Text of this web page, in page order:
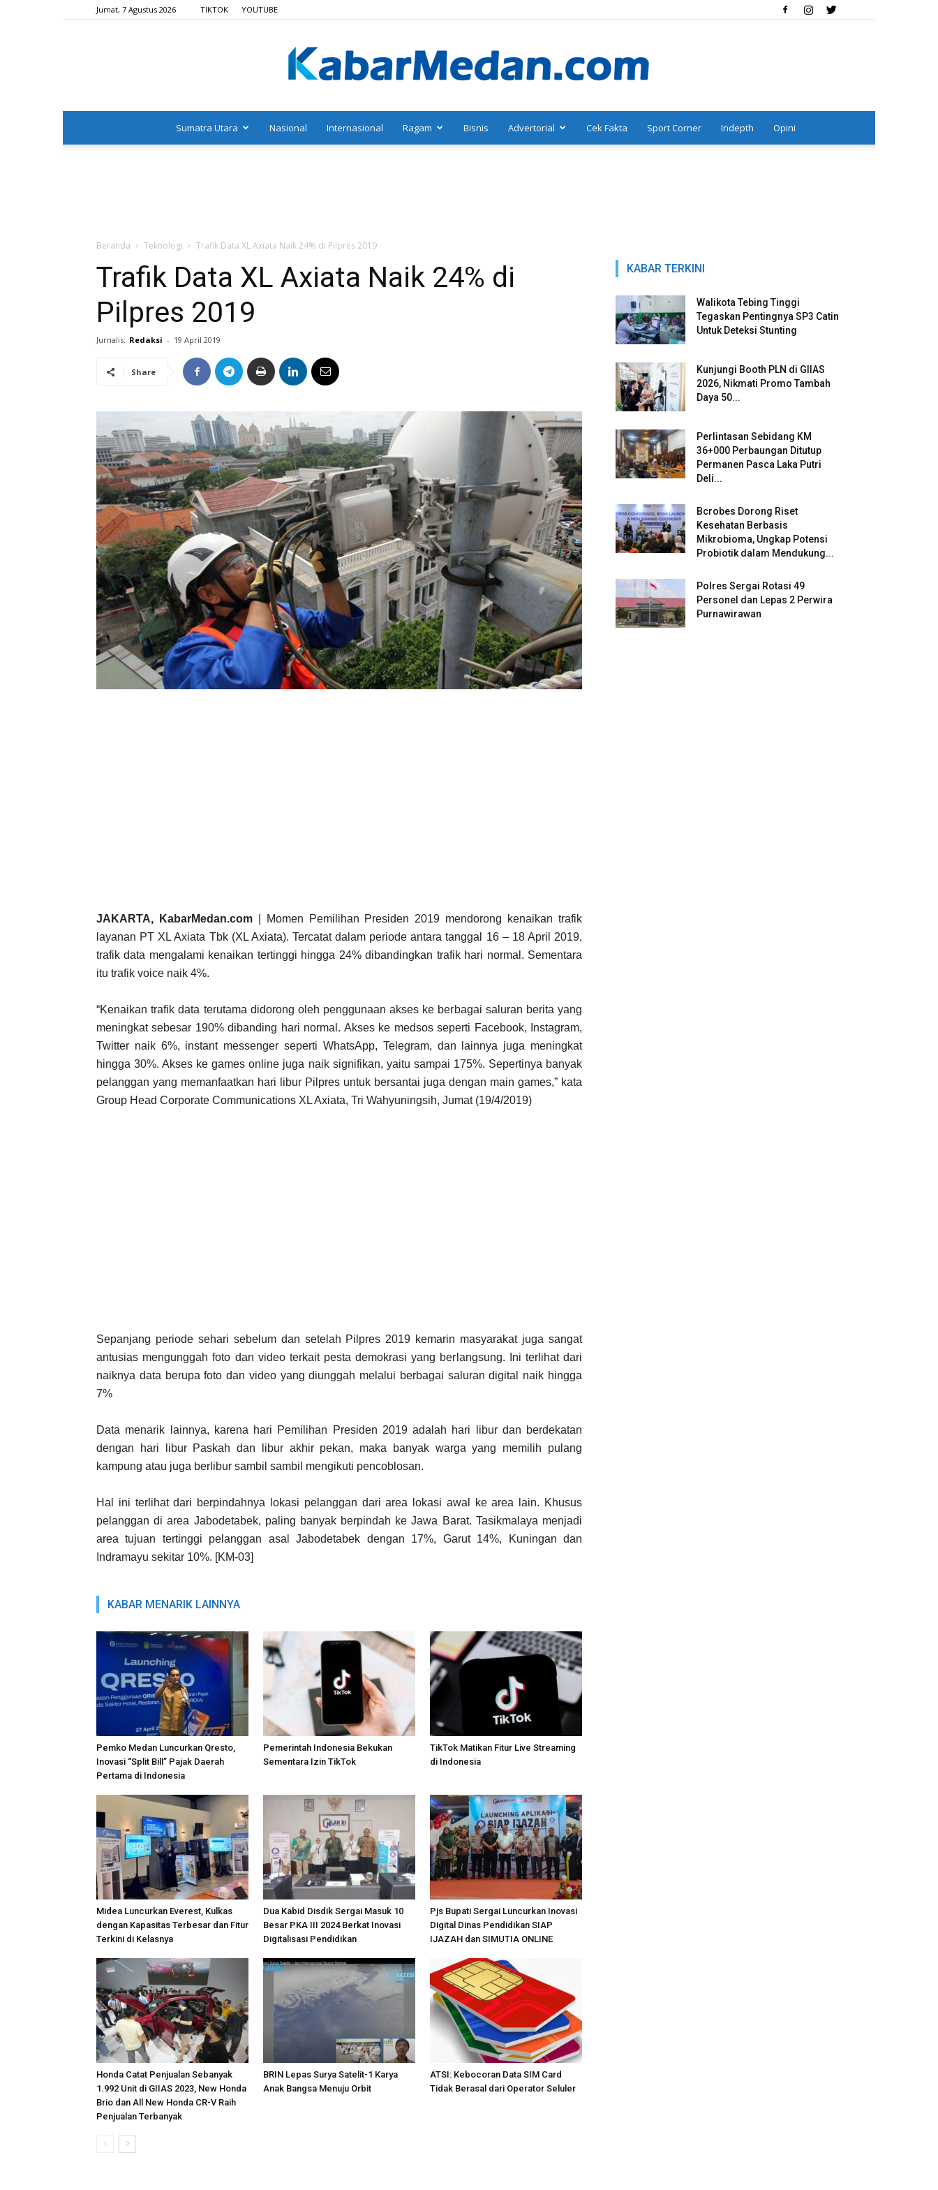
Jumat, 7 Agustus 2026 TIKTOK YOUTUBE
Sumatra Utara Nasional Internasional Ragam Bisnis Advertorial Cek Fakta Sport Corner Indepth Opini
Beranda Teknologi Trafik Data XL Axiata Naik 24% di Pilpres 2019
Trafik Data XL Axiata Naik 24% di
Pilpres 2019
Jurnalis: Redaksi - 19 April 2019
Share
JAKARTA, KabarMedan.com| Momen Pemilihan Presiden 2019 mendorong kenaikan trafik
layanan PT XL Axiata Tbk (XL Axiata). Tercatat dalam periode antara tanggal 16 – 18 April 2019,
trafik data mengalami kenaikan tertinggi hingga 24% dibandingkan trafik hari normal. Sementara
itu trafik voice naik 4%.
“Kenaikan trafik data terutama didorong oleh penggunaan akses ke berbagai saluran berita yang
meningkat sebesar 190% dibanding hari normal. Akses ke medsos seperti Facebook, Instagram,
Twitter naik 6%, instant messenger seperti WhatsApp, Telegram, dan lainnya juga meningkat
hingga 30%. Akses ke games online juga naik signifikan, yaitu sampai 175%. Sepertinya banyak
pelanggan yang memanfaatkan hari libur Pilpres untuk bersantai juga dengan main games,” kata
Group Head Corporate Communications XL Axiata, Tri Wahyuningsih, Jumat (19/4/2019)
Sepanjang periode sehari sebelum dan setelah Pilpres 2019 kemarin masyarakat juga sangat
antusias mengunggah foto dan video terkait pesta demokrasi yang berlangsung. Ini terlihat dari
naiknya data berupa foto dan video yang diunggah melalui berbagai saluran digital naik hingga
7%
Data menarik lainnya, karena hari Pemilihan Presiden 2019 adalah hari libur dan berdekatan
dengan hari libur Paskah dan libur akhir pekan, maka banyak warga yang memilih pulang
kampung atau juga berlibur sambil sambil mengikuti pencoblosan.
Hal ini terlihat dari berpindahnya lokasi pelanggan dari area lokasi awal ke area lain. Khusus
pelanggan di area Jabodetabek, paling banyak berpindah ke Jawa Barat. Tasikmalaya menjadi
area tujuan tertinggi pelanggan asal Jabodetabek dengan 17%, Garut 14%, Kuningan dan
Indramayu sekitar 10%. [KM-03]
KABAR MENARIK LAINNYA
Pemko Medan Luncurkan Qresto,
Inovasi “Split Bill” Pajak Daerah
Pertama di Indonesia
Pemerintah Indonesia Bekukan
Sementara Izin TikTok
TikTok Matikan Fitur Live Streaming
di Indonesia
Midea Luncurkan Everest, Kulkas
dengan Kapasitas Terbesar dan Fitur
Terkini di Kelasnya
Dua Kabid Disdik Sergai Masuk 10
Besar PKA III 2024 Berkat Inovasi
Digitalisasi Pendidikan
Pjs Bupati Sergai Luncurkan Inovasi
Digital Dinas Pendidikan SIAP
IJAZAH dan SIMUTIA ONLINE
Honda Catat Penjualan Sebanyak
1.992 Unit di GIIAS 2023, New Honda
Brio dan All New Honda CR-V Raih
Penjualan Terbanyak
BRIN Lepas Surya Satelit-1 Karya
Anak Bangsa Menuju Orbit
ATSI: Kebocoran Data SIM Card
Tidak Berasal dari Operator Seluler
KABAR TERKINI
Walikota Tebing Tinggi
Tegaskan Pentingnya SP3 Catin
Untuk Deteksi Stunting
Kunjungi Booth PLN di GIIAS
2026, Nikmati Promo Tambah
Daya 50...
Perlintasan Sebidang KM
36+000 Perbaungan Ditutup
Permanen Pasca Laka Putri
Deli...
Bcrobes Dorong Riset
Kesehatan Berbasis
Mikrobioma, Ungkap Potensi
Probiotik dalam Mendukung...
Polres Sergai Rotasi 49
Personel dan Lepas 2 Perwira
Purnawirawan